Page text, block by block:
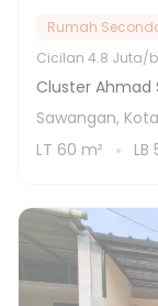
Rumah
Cicilan 4.8 Juta/
Cluster Ahmad
Sawangan,
LT 60 m² LB